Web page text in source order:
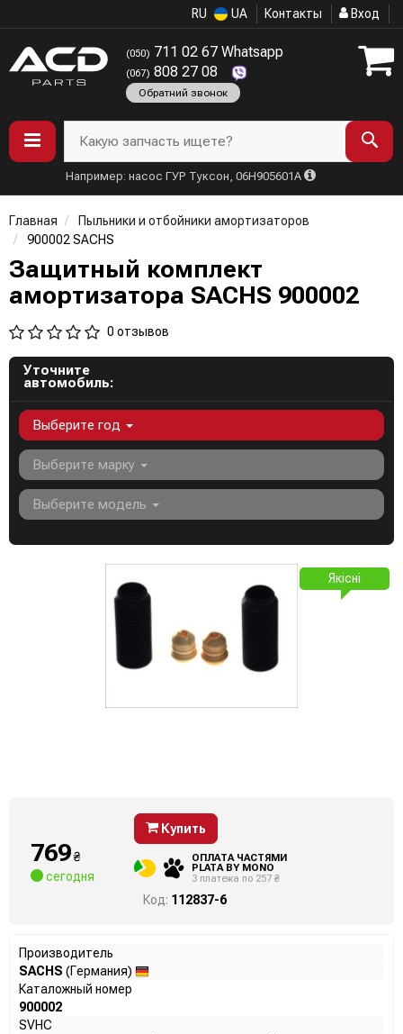
RU UA Контакты Вход
(050) 711 02 67 Whatsapp
(067) 808 27 08
Обратний звонок
Какую запчасть ищете?
Например: насос ГУР Туксон, 06H905601A
Главная
Пыльники и отбойники амортизаторов
900002 SACHS
Защитный комплект
амортизатора SACHS 900002
0 отзывов
Уточните
автомобиль:
Выберите год
Выберите марку
Выберите модель
Якісні
769₴
сегодня
Купить
ОПЛАТА ЧАСТЯМИ
PLATA BY MONO
3 платежа по 257 ₴
Код: 112837-6
Производитель
SACHS (Германия)
Каталожный номер
900002
SVHC